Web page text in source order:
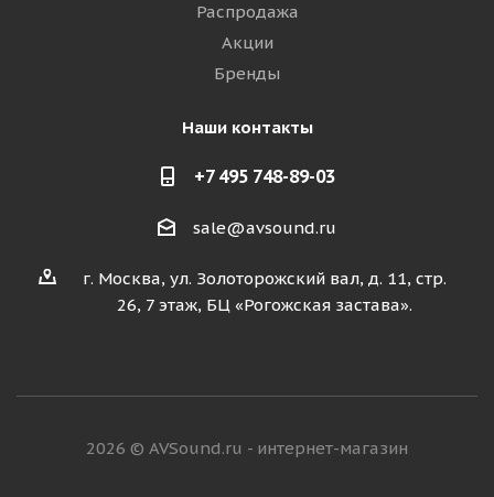
Распродажа
Акции
Бренды
Наши контакты
+7 495 748-89-03
sale@avsound.ru
г. Москва, ул. Золоторожский вал, д. 11, стр.
26, 7 этаж, БЦ «Рогожская застава».
2026 © AVSound.ru - интернет-магазин